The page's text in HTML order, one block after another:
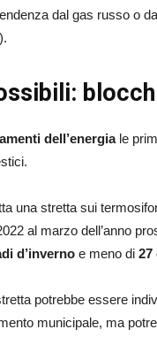
dal gas russo o
dell’energiale
una stretta sui
al marzo dell’anno
d’inverno e meno di 27
potrebbe essere
municipale, ma